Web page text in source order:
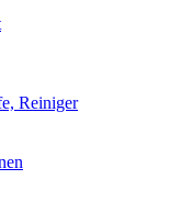
Reiniger